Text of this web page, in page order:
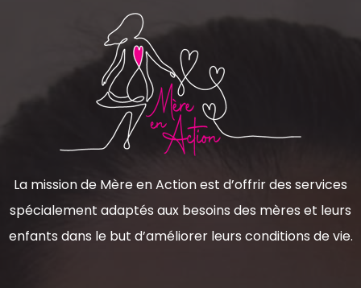
La mission de Mère en Action est d’offrir des services
spécialement adaptés aux besoins des mères et leurs
enfants dans le but d’améliorer leurs conditions de vie.